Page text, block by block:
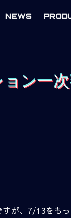
NEWS
ン一
が、7/13をもっ